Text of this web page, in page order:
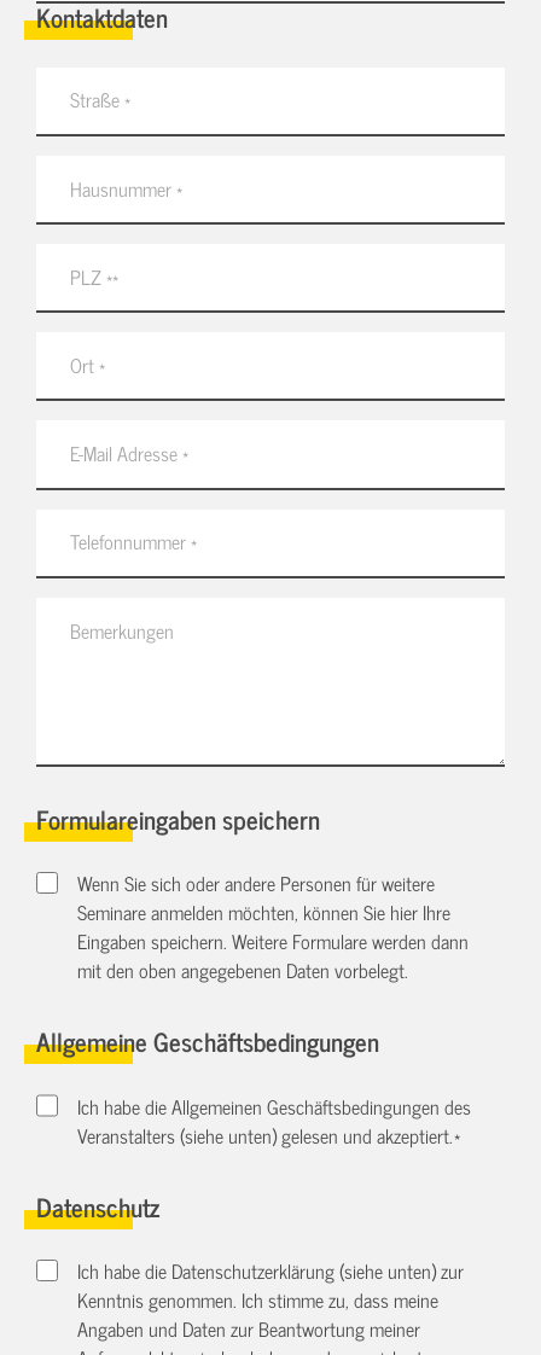
Kontaktdaten
Formulareingaben speichern
Wenn Sie sich oder andere Personen für weitere
Seminare anmelden möchten, können Sie hier Ihre
Eingaben speichern. Weitere Formulare werden dann
mit den oben angegebenen Daten vorbelegt.
Allgemeine Geschäftsbedingungen
Ich habe die Allgemeinen Geschäftsbedingungen des
Veranstalters (siehe unten) gelesen und akzeptiert.*
Datenschutz
Ich habe die Datenschutzerklärung (siehe unten) zur
Kenntnis genommen. Ich stimme zu, dass meine
Angaben und Daten zur Beantwortung meiner